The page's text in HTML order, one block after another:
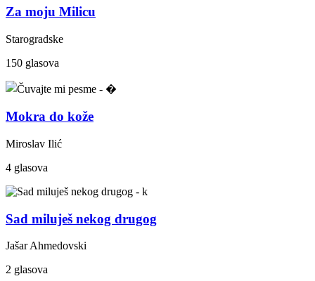
Za moju Milicu
Starogradske
150 glasova
Mokra do kože
Miroslav Ilić
4 glasova
Sad miluješ nekog drugog
Jašar Ahmedovski
2 glasova